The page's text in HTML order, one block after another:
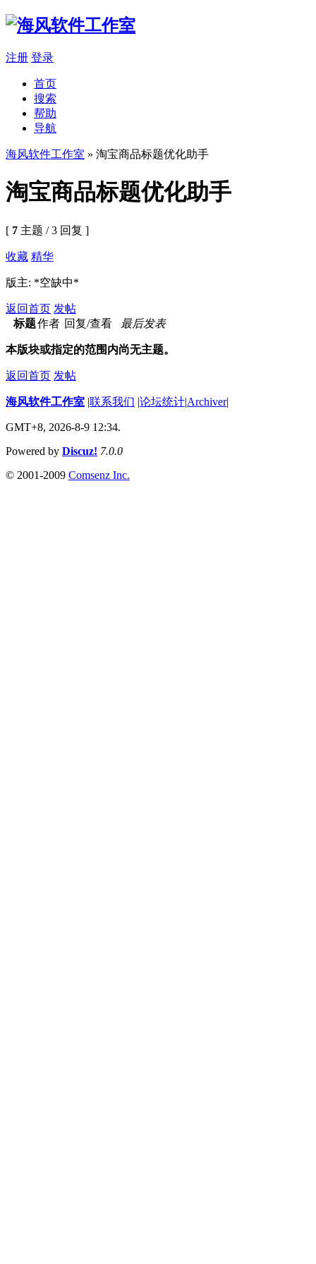
注册 登录
首页
搜索
帮助
导航
海风软件工作室 » 淘宝商品标题优化助手
淘宝商品标题优化助手
[ 7 主题 / 3 回复 ]
收藏 精华
版主: *空缺中*
返回首页 发帖
标题作者 回复/查看 最后发表
本版块或指定的范围内尚无主题。
返回首页 发帖
海风软件工作室 |联系我们 |论坛统计|Archiver|
GMT+8, 2026-8-9 12:34.
Powered by Discuz! 7.0.0
© 2001-2009 Comsenz Inc.